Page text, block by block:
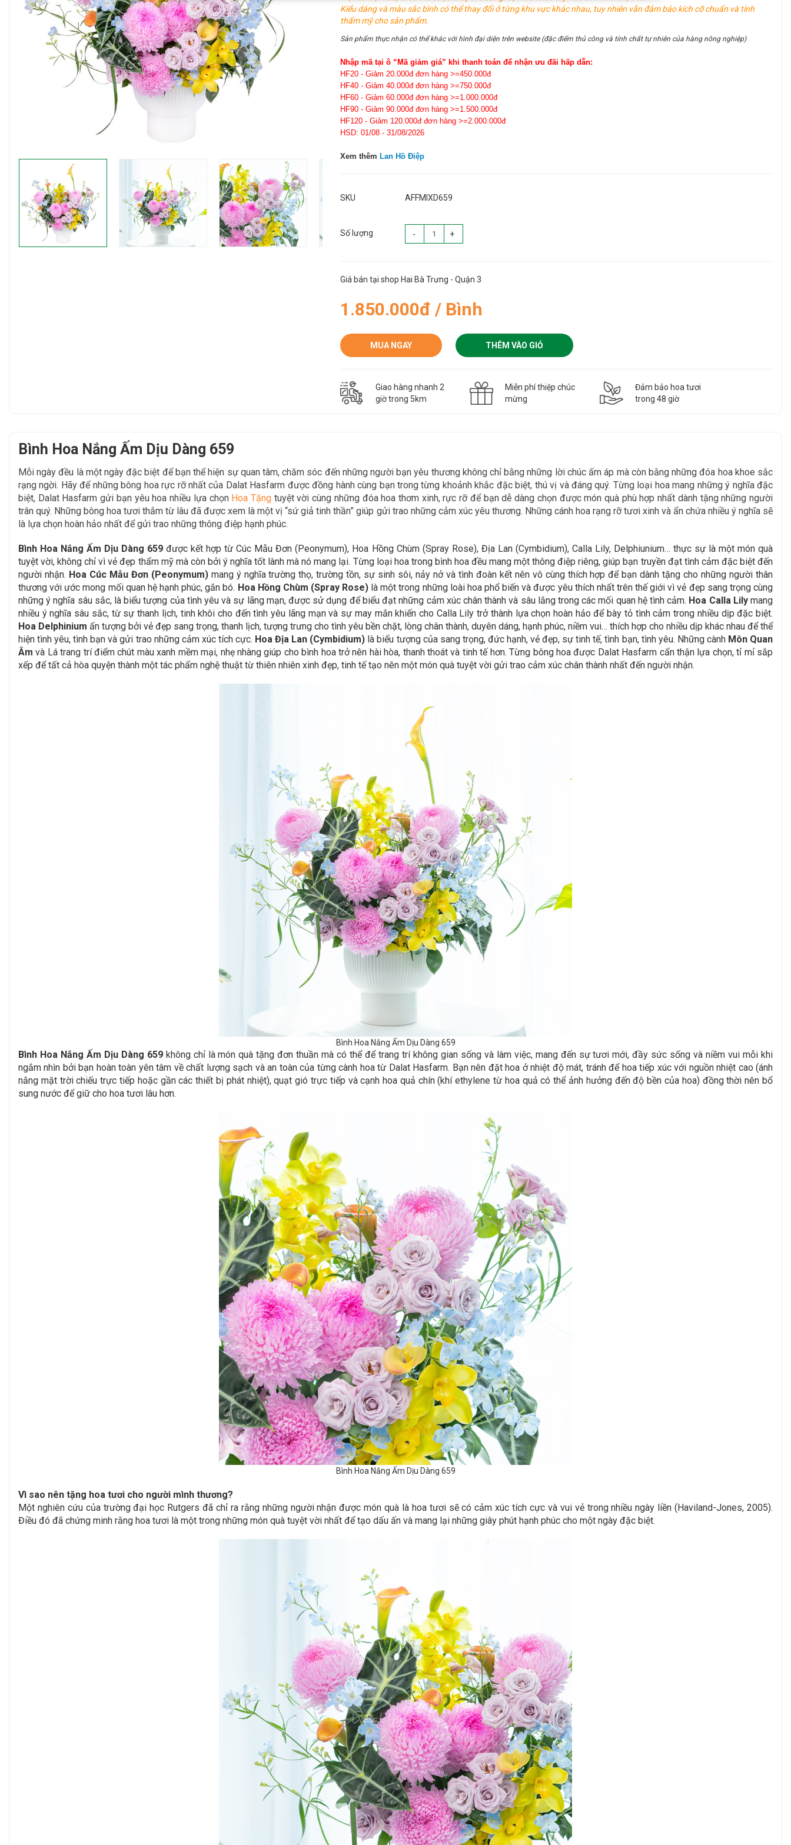
Kiểu dáng và màu sắc bình có thể thay đổi ở từng khu vực khác nhau, tuy nhiên vẫn đảm bảo kích cỡ chuẩn và tính
thẩm mỹ cho sản phẩm.
Sản phẩm thực nhận có thể khác với hình đại diện trên website (đặc điểm thủ công và tính chất tự nhiên của hàng nông nghiệp)
Nhập mã tại ô “Mã giảm giá” khi thanh toán để nhận ưu đãi hấp dẫn:
HF20 - Giảm 20.000đ đơn hàng >=450.000đ
HF40 - Giảm 40.000đ đơn hàng >=750.000đ
HF60 - Giảm 60.000đ đơn hàng >=1.000.000đ
HF90 - Giảm 90.000đ đơn hàng >=1.500.000đ
HF120 - Giảm 120.000đ đơn hàng >=2.000.000đ
HSD: 01/08 - 31/08/2026
Xem thêm Lan Hồ Điệp
SKU AFFMIXD659
Số lượng - +
Giá bán tại shop Hai Bà Trưng - Quận 3
1.850.000đ / Bình
MUA NGAY THÊM VÀO GIỎ
Giao hàng nhanh 2
giờ trong 5km
Miễn phí thiệp chúc
mừng
Đảm bảo hoa tươi
trong 48 giờ
Bình Hoa Nắng Ấm Dịu Dàng 659
Mỗi ngày đều là một ngày đặc biệt để bạn thể hiện sự quan tâm, chăm sóc đến những người bạn yêu thương không chỉ bằng những lời chúc ấm áp mà còn bằng những đóa hoa khoe sắc
rạng ngời. Hãy đểnhững bông hoa rực rỡ nhất của Dalat Hasfarm được đồng hành cùng bạn trongtừng khoảnh khắc đặc biệt, thú vị và đáng quý. Từng loại hoa mang những ý nghĩa đặc
biệt, Dalat Hasfarm gửi bạn yêu hoa nhiều lựa chọn Hoa Tặngtuyệt vời cùng những đóa hoa thơm xinh, rực rỡ để bạn dễ dàng chọn được món quà phù hợp nhất dành tặng những người
trân quý. Những bông hoa tươi thắm từ lâu đã được xem là một vị “sứ giả tinh thần” giúp gửi trao những cảm xúc yêu thương. Những cánh hoa rạng rỡ tươi xinh và ẩn chứa nhiều ý nghĩa sẽ
là lựa chọn hoàn hảo nhất để gửi trao những thông điệp hạnh phúc.
Bình Hoa Nắng Ấm Dịu Dàng 659được kết hợp từ Cúc Mẫu Đơn (Peonymum), Hoa Hồng Chùm (Spray Rose), Địa Lan (Cymbidium), Calla Lily, Delphiunium… thực sự là một món quà
tuyệt vời, không chỉ vì vẻ đẹp thẩm mỹ mà còn bởi ý nghĩa tốt lành mà nó mang lại. Từng loại hoa trong bình hoa đều mang một thông điệp riêng, giúp bạn truyền đạt tình cảm đặc biệt đến
người nhận. Hoa Cúc Mẫu Đơn (Peonymum)mang ý nghĩa trường thọ, trường tồn, sự sinh sôi, nảy nở và tình đoàn kết nên vô cùng thích hợp để bạn dành tặng cho những người thân
thương với ước mong mối quan hệ hạnh phúc, gắn bó. Hoa Hồng Chùm (Spray Rose) là một trong những loài hoa phổ biến và được yêu thích nhất trên thế giới vì vẻ đẹp sang trọng cùng
những ý nghĩa sâu sắc, là biểu tượng của tình yêu và sự lãng mạn, được sử dụng để biểu đạt những cảm xúc chân thành và sâu lắng trong các mối quan hệ tình cảm. Hoa Calla Lilymang
nhiều ý nghĩa sâu sắc, từ sự thanh lịch, tinh khôi cho đến tình yêu lãng mạn và sự may mắn khiến cho Calla Lily trở thành lựa chọn hoàn hảo để bày tỏ tình cảm trong nhiều dịp đặc biệt.
Hoa Delphinium ấn tượng bởi vẻ đẹp sang trọng, thanh lịch, tượng trưng cho tình yêu bền chặt, lòng chân thành, duyên dáng, hạnh phúc, niềm vui… thích hợp cho nhiều dịp khác nhau để thể
hiện tình yêu, tình bạn và gửi trao những cảm xúc tích cực. Hoa Địa Lan (Cymbidium) là biểu tượng của sang trọng, đức hạnh, vẻ đẹp, sự tinh tế, tình bạn, tình yêu. Những cành Môn Quan
Âmvà Lá trang tríđiểm chút màu xanh mềm mại, nhẹ nhàng giúp cho bình hoa trở nên hài hòa, thanh thoát và tinh tế hơn. Từng bông hoa được Dalat Hasfarm cẩn thận lựa chọn, tỉ mỉ sắp
xếp để tất cả hòa quyện thành một tác phẩm nghệ thuật từ thiên nhiên xinh đẹp, tinh tế tạo nên một món quà tuyệt vời gửi trao cảm xúc chân thành nhất đến người nhận.
Bình Hoa Nắng Ấm Dịu Dàng 659
Bình Hoa Nắng Ấm Dịu Dàng 659không chỉ là món quà tặng đơn thuần mà có thể để trang trí không gian sống và làm việc, mang đến sự tươi mới, đầy sức sống và niềm vui mỗi khi
ngắm nhìn bởi bạn hoàn toàn yên tâm về chất lượng sạch và an toàn của từng cành hoa từ Dalat Hasfarm. Bạn nên đặt hoa ở nhiệt độ mát, tránh để hoa tiếp xúc với nguồn nhiệt cao (ánh
nắng mặt trời chiếu trực tiếp hoặc gần các thiết bị phát nhiệt), quạt gió trực tiếp và cạnh hoa quả chín (khí ethylene từ hoa quả có thể ảnh hưởng đến độ bền của hoa) đồng thời nên bổ
sung nước để giữ cho hoa tươi lâu hơn.
Bình Hoa Nắng Ấm Dịu Dàng 659
Vì sao nên tặng hoa tươi cho người mình thương?
Một nghiên cứu của trường đại học Rutgers đã chỉ ra rằng những người nhận được món quà là hoa tươi sẽ có cảm xúc tích cực và vui vẻ trong nhiều ngày liền (Haviland-Jones, 2005).
Điều đó đã chứng minh rằng hoa tươi là một trong những món quà tuyệt vời nhất để tạo dấu ấn và mang lại những giây phút hạnh phúc cho một ngày đặc biệt.